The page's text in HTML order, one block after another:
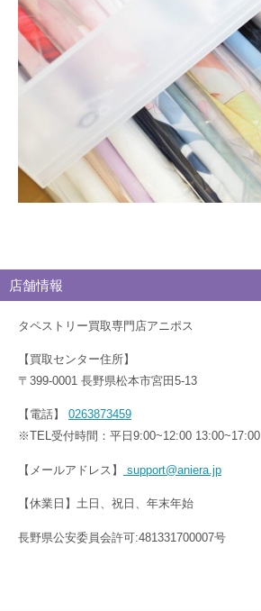
ロ
グ
店舗情報
タペストリー買取専門店アニポス
【買取センター住所】
〒399-0001 長野県松本市宮田5-13
【電話】 0263873459
※TEL受付時間：平日9:00~12:00 13:00~17:00
【メールアドレス】 support@aniera.jp
【休業日】土日、祝日、年末年始
長野県公安委員会許可:481331700007号